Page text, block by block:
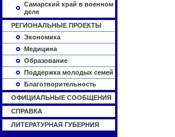
Самарский край в военном
деле
РЕГИОНАЛЬНЫЕ ПРОЕКТЫ
Экономика
Медицина
Образование
Поддержка молодых семей
Благотворительность
ОФИЦИАЛЬНЫЕ СООБЩЕНИЯ
СПРАВКА
ЛИТЕРАТУРНАЯ ГУБЕРНИЯ